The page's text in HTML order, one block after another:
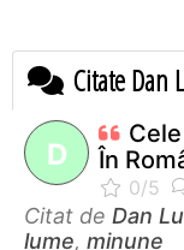
Citate Dan
D
În
Citat de Dan
lume, minune